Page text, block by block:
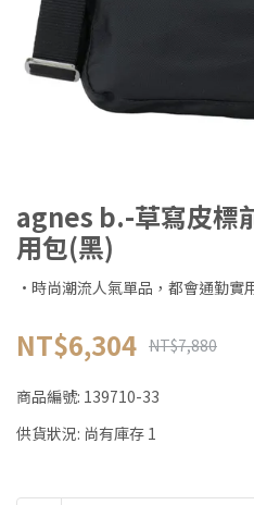
agnes b.-草寫皮標
用包(黑)
·時尚潮流人氣單品，都會通勤實
NT$6,304 NT$7,880
商品編號: 139710-33
供貨狀況: 尚有庫存 1